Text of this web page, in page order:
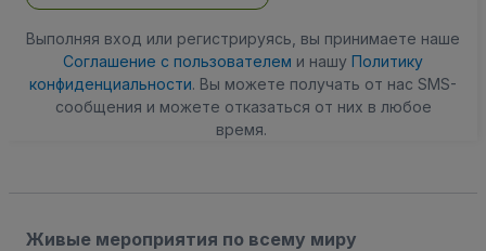
Выполняя вход или регистрируясь, вы принимаете наше
Соглашение с пользователем и нашу Политику
конфиденциальности. Вы можете получать от нас SMS-
сообщения и можете отказаться от них в любое
время.
Живые мероприятия по всему миру